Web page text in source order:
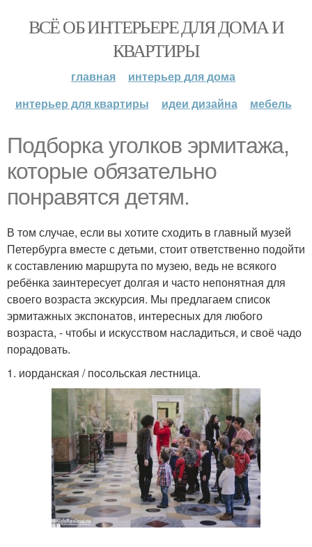
ВСЁ ОБ ИНТЕРЬЕРЕ ДЛЯ ДОМА И
КВАРТИРЫ
главная
интерьер для дома
интерьер для квартиры
идеи дизайна мебель
Подборка уголков эрмитажа,
которые обязательно
понравятся детям.
В том случае, если вы хотите сходить в главный музей
Петербурга вместе с детьми, стоит ответственно подойти
к составлению маршрута по музею, ведь не всякого
ребёнка заинтересует долгая и часто непонятная для
своего возраста экскурсия. Мы предлагаем список
эрмитажных экспонатов, интересных для любого
возраста, - чтобы и искусством насладиться, и своё чадо
порадовать.
1. иорданская / посольская лестница.